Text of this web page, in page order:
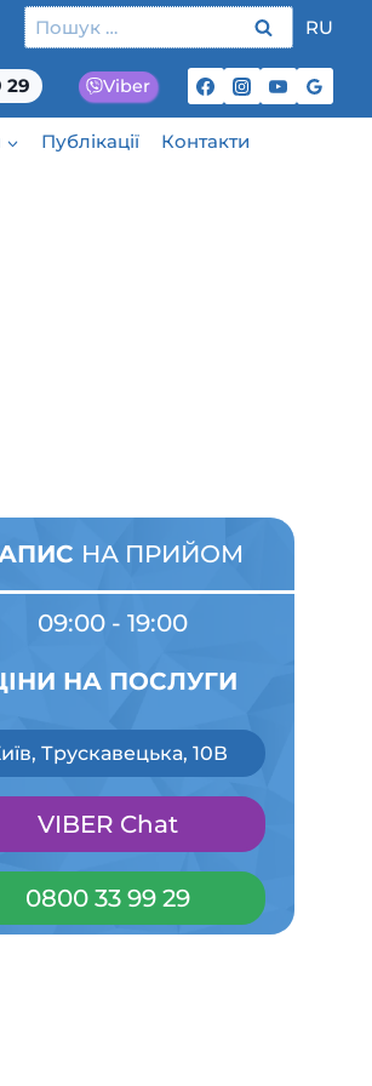
Пошук: RU
29 Viber
Публікації Контакти
НА ПРИЙОМ
09:00 - 19:00
НА ПОСЛУГИ
Трускавецька, 10В
VIBER Chat
0800 33 99 29